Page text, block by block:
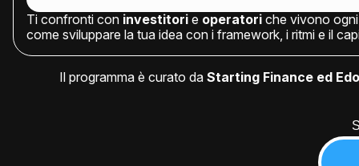
Ti confronti con investitori e operatori che vivono
come sviluppare la tua idea con i framework, i ritmi e il
Il programma è curato da Starting Finance ed